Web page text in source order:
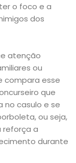
o foco e a
dos
atenção
ou
compara esse
que
no casulo e se
ou seja,
reforça a
durante